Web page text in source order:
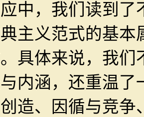
中，我们读到
主义范式的基
具体来说，我
内涵，还重温
造、因循与竞